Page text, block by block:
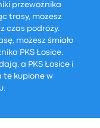
przewoźnika
trasy, możesz
czas podróży.
możesz śmiało
PKS Łosice.
a PKS Łosice i
te kupione w